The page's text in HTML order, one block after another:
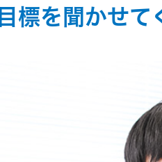
標を聞かせて